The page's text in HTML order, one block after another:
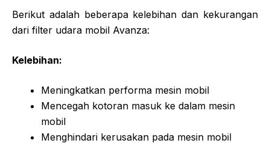
Berikut adalah beberapa kelebihan dan kekurangan
dari filter udara mobil Avanza:
Kelebihan:
Meningkatkan performa mesin mobil
Mencegah kotoran masuk ke dalam mesin
mobil
Menghindari kerusakan pada mesin mobil